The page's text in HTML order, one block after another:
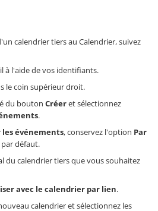
calendrier tiers au Calendrier, suivez
à l'aide de vos identifiants.
le coin supérieur droit.
du bouton Créeret sélectionnez
.
événements, conservez l'option Par
défaut.
du calendrier tiers que vous souhaitez
avec le calendrier par lien.
calendrier et sélectionnez les